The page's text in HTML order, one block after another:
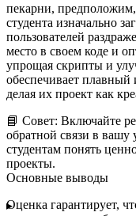
пекарни, предположим,
студента изначально
пользователей
место в своем коде и
упрощая скрипты и
обеспечивает плавный
делая их проект как
📘 Совет: Включайте
обратной связи в
студентам понять
проекты.
Основные выводы
Оценка гарантирует,